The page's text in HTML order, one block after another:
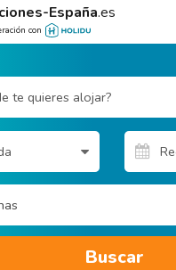
España.es
con
Buscar